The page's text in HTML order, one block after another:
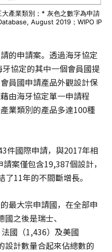
產業類別；* 灰色之數字為申請
August 2019；WIPO IP
的申請案。透過海牙協定
協定的其中一個會員國提
員國申請產品外觀設計保
由海牙協定單一申請程
業類別的產品多達100種
件國際申請，與2017年相
案僅包含19,387個設計，
11年的不間斷增長。
最大宗申請國，在全部申
之後是瑞士、
國（1,436）及美國
設計數量合起來佔總數的